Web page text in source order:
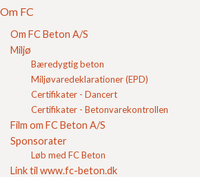
Om FC
Om FC Beton A/S
Miljø
Bæredygtig beton
Miljøvaredeklarationer (EPD)
Certifikater - Dancert
Certifikater - Betonvarekontrollen
Film om FC Beton A/S
Sponsorater
Løb med FC Beton
Link til www.fc-beton.dk
Blokke
Lecablokke
Rør og Brøndgods
FC Kvalitet
Se vores kvalitetssikring her